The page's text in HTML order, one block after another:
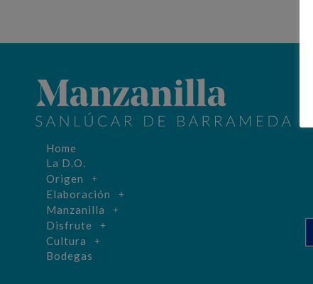
Home
La D.O.
Origen
Elaboración
Manzanilla
Disfrute
Cultura
Bodegas